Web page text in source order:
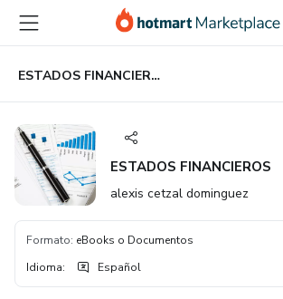
principal
página
de
página
ESTADOS FINANCIEROS
ESTADOS FINANCIEROS
alexis cetzal dominguez
Formato: eBooks o Documentos
Idioma: Español